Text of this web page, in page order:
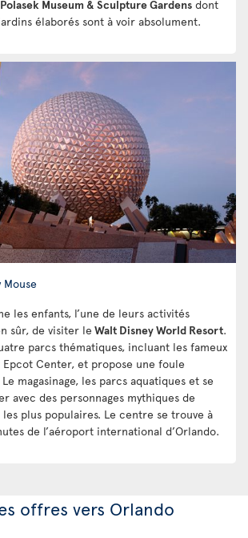
Museum & Sculpture Gardens dont
élaborés sont à voir absolument.
Mouse
les enfants, l’une de leurs activités
sûr, de visiter leWalt Disney World Resort.
parcs thématiques, incluant les fameux
Epcot Center, et propose une foule
magasinage, les parcs aquatiques et se
avec des personnages mythiques de
les plus populaires. Le centre se trouve à
de l’aéroport international d’Orlando.
offres vers Orlando